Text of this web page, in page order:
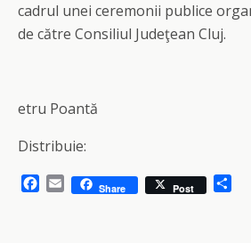
cadrul unei ceremonii publice
de către Consiliul Judeţean Cluj.
etru Poantă
Distribuie:
E
Share Post